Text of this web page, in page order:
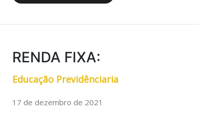
RENDA FIXA:
Educação Previdênciaria
17 de dezembro de 2021